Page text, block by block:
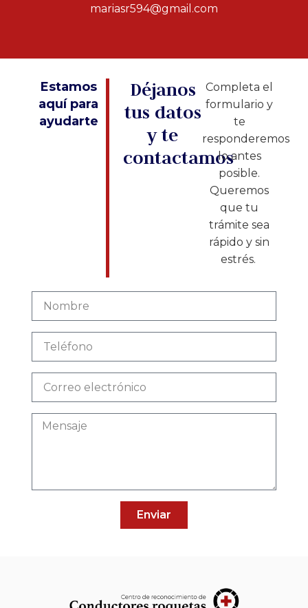
mariasr594@gmail.com
Estamos
aquí para
ayudarte
Déjanos
tus datos
y te
contactamos
Completa el
formulario y
te
responderemos
lo antes
posible.
Queremos
que tu
trámite sea
rápido y sin
estrés.
Enviar